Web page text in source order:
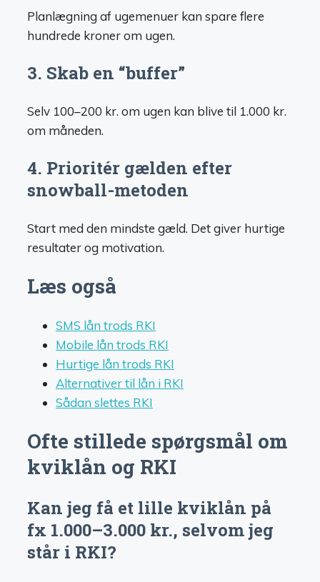
Planlægning af ugemenuer kan spare flere
hundrede kroner om ugen.
3. Skab en “buffer”
Selv 100–200 kr. om ugen kan blive til 1.000 kr.
om måneden.
4. Prioritér gælden efter
snowball-metoden
Start med den mindste gæld. Det giver hurtige
resultater og motivation.
Læs også
SMS lån trods RKI
Mobile lån trods RKI
Hurtige lån trods RKI
Alternativer til lån i RKI
Sådan slettes RKI
Ofte stillede spørgsmål om
kviklån og RKI
Kan jeg få et lille kviklån på
fx 1.000–3.000 kr., selvom jeg
står i RKI?